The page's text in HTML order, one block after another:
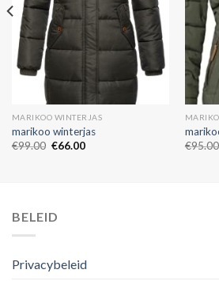
MARIKOO WINTERJAS
marikoo winterjas
€99.00 €66.00
€95.00
BELEID
Privacybeleid